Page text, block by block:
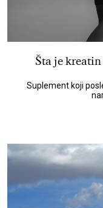
Šta je
Suplement koji